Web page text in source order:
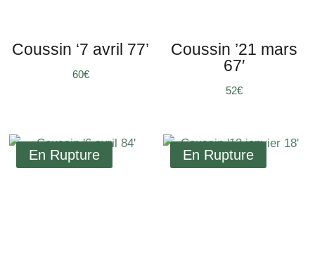
Coussin ‘7 avril 77’
€
Coussin ’21 mars
67′
€